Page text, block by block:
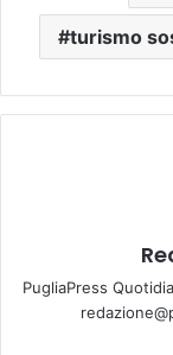
turismo
PugliaPress